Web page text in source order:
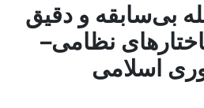
بی‌سابقه و دقیق
نظامی–
اسلامی